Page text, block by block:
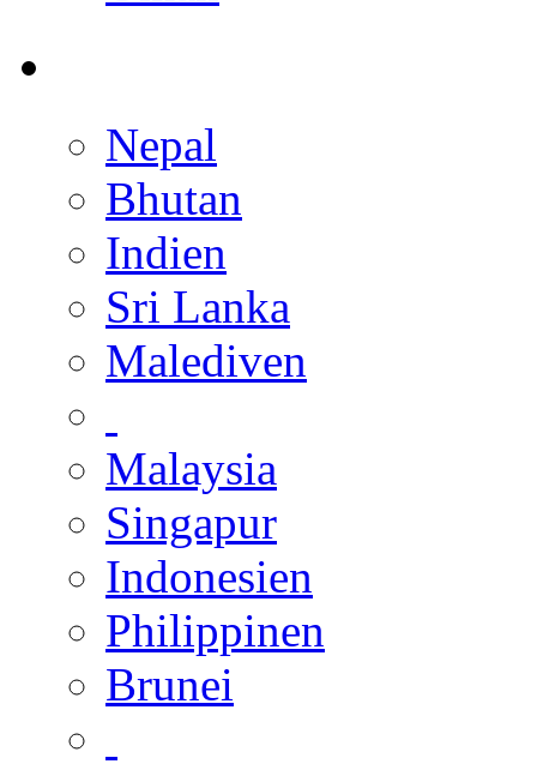
Nepal
Bhutan
Indien
Sri Lanka
Malediven
Malaysia
Singapur
Indonesien
Philippinen
Brunei